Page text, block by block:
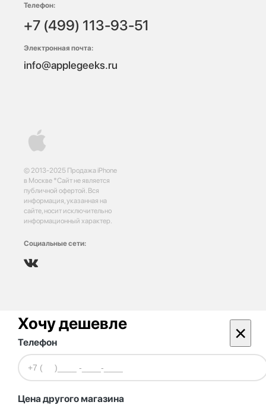
© 2013-2025 Продажа iPhone
в Москве *Сайт не является
публичной офертой. Вся
информация, указанная на
сайте, носит исключительно
информационный характер.
Социальные сети:
Телефон:
+7 (499) 113-93-51
Электронная почта:
info@applegeeks.ru
Хочу дешевле ×
Телефон
Цена другого магазина